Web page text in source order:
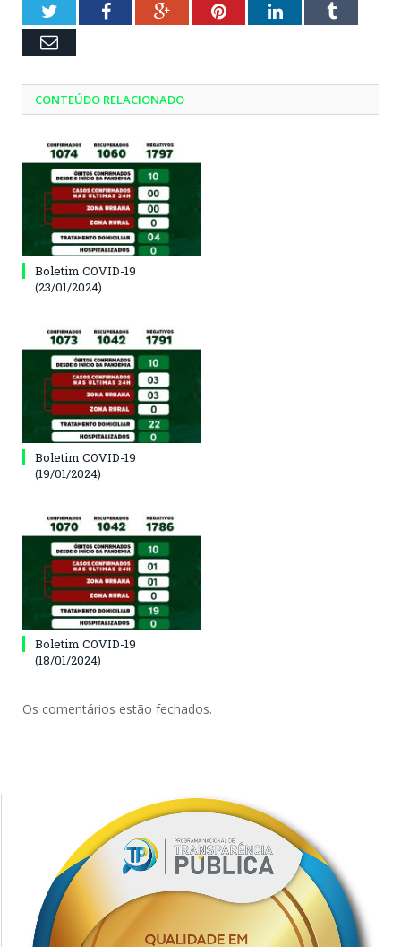
TwitterFacebookGoogle+PinterestLinkedInTumblr
Email
CONTEÚDO RELACIONADO
Boletim COVID-19
(23/01/2024)
Boletim COVID-19
(19/01/2024)
Boletim COVID-19
(18/01/2024)
Os comentários estão fechados.